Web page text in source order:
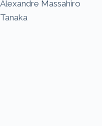
Alexandre Massahiro
Tanaka